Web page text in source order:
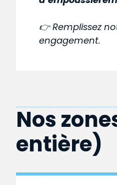
👉 Remplissez
engagement.
Nos
entière)